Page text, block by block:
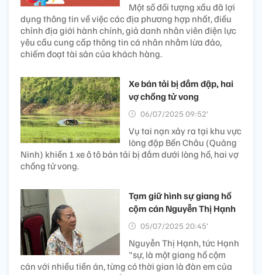
Một số đối tượng xấu đã lợi
dụng thông tin về việc các địa phương hợp nhất, điều
chỉnh địa giới hành chính, giả danh nhân viên điện lực
yêu cầu cung cấp thông tin cá nhân nhằm lừa đảo,
chiếm đoạt tài sản của khách hàng.
Xe bán tải bị đắm đập, hai
vợ chồng tử vong
06/07/2025 09:52’
Vụ tai nạn xảy ra tại khu vực
lòng đập Bến Châu (Quảng
Ninh) khiến 1 xe ô tô bán tải bị đắm dưới lòng hồ, hai vợ
chồng tử vong.
Tạm giữ hình sự giang hồ
cộm cán Nguyễn Thị Hạnh
05/07/2025 20:45’
Nguyễn Thị Hạnh, tức Hạnh
"sự, là một giang hồ cộm
cán với nhiều tiền án, từng có thời gian là đàn em của